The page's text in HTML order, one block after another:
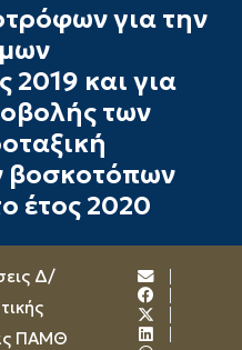
για την
2019 και για
των
βοσκοτόπων
έτος 2020
Δ/
ΠΑΜΘ